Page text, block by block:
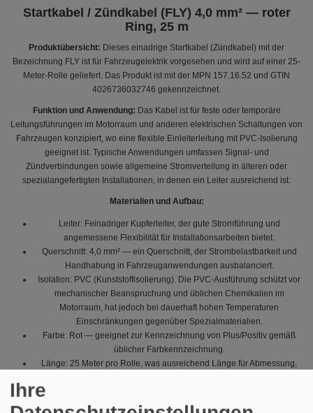
Startkabel / Zündkabel (FLY) 4,0 mm² — roter
Ring, 25 m
Produktübersicht: Dieses einadrige Startkabel (Zündkabel) mit der
Bezeichnung FLY ist für Fahrzeugelektrik vorgesehen und wird auf einer 25-
Meter-Rolle geliefert. Das Produkt ist mit der MPN 157.16.52 und GTIN
4026736032746 gekennzeichnet.
Funktion und Anwendung: Das Kabel ist für feste oder temporäre
Leitungsführungen im Motorraum und anderen elektrischen Schaltungen von
Fahrzeugen konzipiert, wo eine flexible Einleiterleitung mit PVC-Isolierung
geeignet ist. Typische Anwendungen umfassen Signal- und
Zündverbindungen sowie allgemeine Stromverteilung in älteren oder
spezialangefertigten Installationen, in denen ein Leiter ausreichend ist.
Materialien und Aufbau:
Leiter: Feinadriger Kupferleiter, der gute Stromführung und
angemessene Flexibilität für Installationsarbeiten bietet.
Querschnitt: 4,0 mm² — ein Querschnitt, der Strombelastbarkeit und
Handhabung in Fahrzeuganwendungen ausbalanciert.
Isolation: PVC (Kunststoffisolierung). Die PVC-Ausführung schützt vor
mechanischer Beanspruchung und üblichen Chemikalien im
Motorraum, hat jedoch bei dauerhaft hohen Temperaturen
Einschränkungen gegenüber Spezialmaterialien.
Farbe: Rot — geeignet zur Kennzeichnung von Plus/Positiv gemäß
üblicher Farbkennzeichnung.
Länge: 25 Meter pro Rolle, was ausreichend Länge für Abmessung,
Ihre